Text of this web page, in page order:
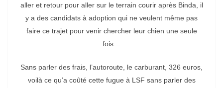
aller et retour pour aller sur le terrain courir après Binda, il
y a des candidats à adoption qui ne veulent même pas
faire ce trajet pour venir chercher leur chien une seule
fois…
Sans parler des frais, l’autoroute, le carburant, 326 euros,
voilà ce qu’a coûté cette fugue à LSF sans parler des